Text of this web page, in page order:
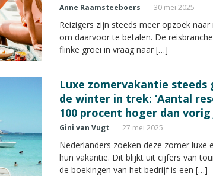
Anne Raamsteeboers 30 mei 2025
Reizigers zijn steeds meer opzoek
om daarvoor te betalen. De
flinke groei in vraag naar […]
Luxe zomervakantie steeds
de winter in trek: ‘Aantal
100 procent hoger dan vorig
Gini van Vugt 27 mei 2025
Nederlanders zoeken deze zomer luxe
hun vakantie. Dit blijkt uit cijfers van
de boekingen van het bedrijf is een […]